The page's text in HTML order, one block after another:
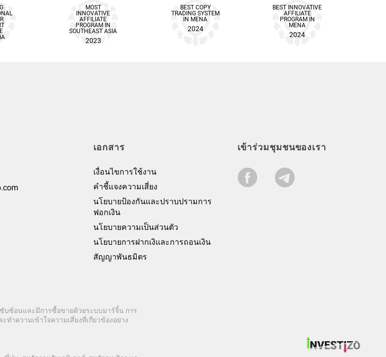
MOST
INNOVATIVE
AFFILIATE
PROGRAM IN
SOUTHEAST ASIA
2023
BEST COPY
TRADING SYSTEM
IN MENA
2024
BEST INNOVATIVE
AFFILIATE
PROGRAM IN
MENA
2024
เอกสาร
เงื่อนไขการใช้งาน
คำชี้แจงความเสี่ยง
นโยบายป้องกันและปราบปรามการ
ฟอกเงิน
นโยบายความเป็นส่วนตัว
นโยบายการฝากเงิและการถอนเงิน
สัญญาพันธมิตร
เข้าร่วมชุมชนของเรา
บซ้อนและมีการซื้อขายด้วยระบบมาร์จิ้น การ
ทำความเข้าใจความเสี่ยงที่เกี่ยวข้องอย่าง